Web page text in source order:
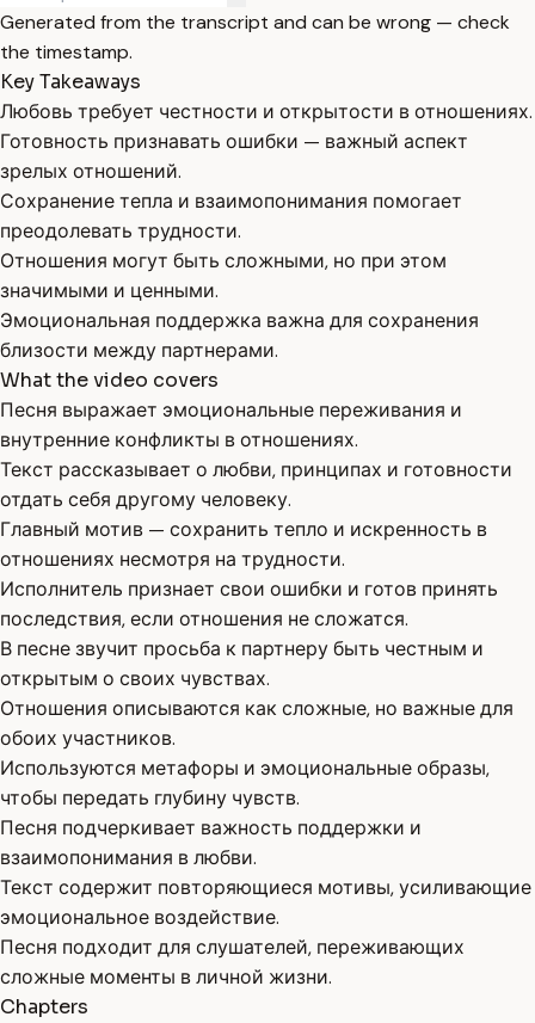
Generated from the transcript and can be wrong — check
the timestamp.
Key Takeaways
Любовь требует честности и открытости в отношениях.
Готовность признавать ошибки — важный аспект
зрелых отношений.
Сохранение тепла и взаимопонимания помогает
преодолевать трудности.
Отношения могут быть сложными, но при этом
значимыми и ценными.
Эмоциональная поддержка важна для сохранения
близости между партнерами.
What the video covers
Песня выражает эмоциональные переживания и
внутренние конфликты в отношениях.
Текст рассказывает о любви, принципах и готовности
отдать себя другому человеку.
Главный мотив — сохранить тепло и искренность в
отношениях несмотря на трудности.
Исполнитель признает свои ошибки и готов принять
последствия, если отношения не сложатся.
В песне звучит просьба к партнеру быть честным и
открытым о своих чувствах.
Отношения описываются как сложные, но важные для
обоих участников.
Используются метафоры и эмоциональные образы,
чтобы передать глубину чувств.
Песня подчеркивает важность поддержки и
взаимопонимания в любви.
Текст содержит повторяющиеся мотивы, усиливающие
эмоциональное воздействие.
Песня подходит для слушателей, переживающих
сложные моменты в личной жизни.
Chapters